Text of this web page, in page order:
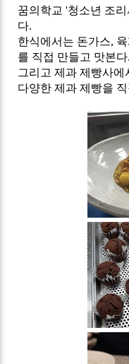
꿈의학교'청소년 조
다.
한식에서는 돈가스,
를 직접 만들고 맛본다.
그리고 제과 제빵사에
다양한 제과 제빵을